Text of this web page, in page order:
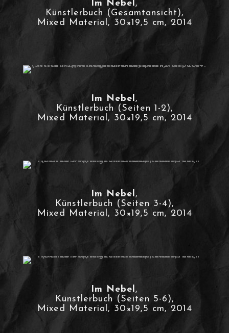
Im Nebel,
Künstlerbuch (Gesamtansicht),
Mixed Material, 30×19,5 cm, 2014
Im Nebel,
Künstlerbuch (Seiten 1-2),
Mixed Material, 30×19,5 cm, 2014
Im Nebel,
Künstlerbuch (Seiten 3-4),
Mixed Material, 30×19,5 cm, 2014
Im Nebel,
Künstlerbuch (Seiten 5-6),
Mixed Material, 30×19,5 cm, 2014